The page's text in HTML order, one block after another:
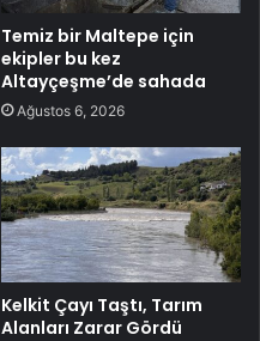
Temiz bir Maltepe için
ekipler bu kez
Altayçeşme’de sahada
Ağustos 6, 2026
Kelkit Çayı Taştı, Tarım
Alanları Zarar Gördü